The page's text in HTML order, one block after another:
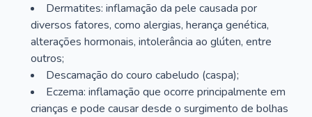
Dermatites: inflamação da pele causada por
diversos fatores, como alergias, herança genética,
alterações hormonais, intolerância ao glúten, entre
outros;
Descamação do couro cabeludo (caspa);
Eczema: inflamação que ocorre principalmente em
crianças e pode causar desde o surgimento de bolhas